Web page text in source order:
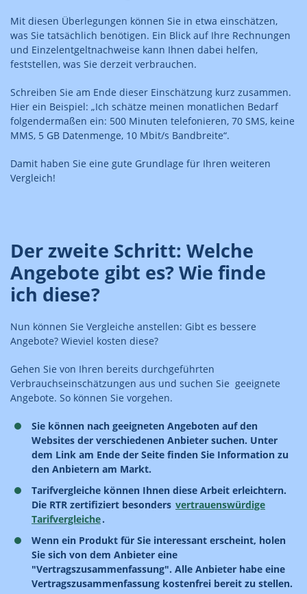
Mit diesen Überlegungen können Sie in etwa einschätzen,
was Sie tatsächlich benötigen. Ein Blick auf Ihre Rechnungen
und Einzelentgeltnachweise kann Ihnen dabei helfen,
feststellen, was Sie derzeit verbrauchen.
Schreiben Sie am Ende dieser Einschätzung kurz zusammen.
Hier ein Beispiel: „Ich schätze meinen monatlichen Bedarf
folgendermaßen ein: 500 Minuten telefonieren, 70 SMS, keine
MMS, 5 GB Datenmenge, 10 Mbit/s Bandbreite“.
Damit haben Sie eine gute Grundlage für Ihren weiteren
Vergleich!
Der zweite Schritt: Welche
Angebote gibt es? Wie finde
ich diese?
Nun können Sie Vergleiche anstellen: Gibt es bessere
Angebote? Wieviel kosten diese?
Gehen Sie von Ihren bereits durchgeführten
Verbrauchseinschätzungen aus und suchen Sie geeignete
Angebote. So können Sie vorgehen.
Sie können nach geeigneten Angeboten auf den
Websites der verschiedenen Anbieter suchen. Unter
dem Link am Ende der Seite finden Sie Information zu
den Anbietern am Markt.
Tarifvergleiche können Ihnen diese Arbeit erleichtern.
Die RTR zertifiziert besonders vertrauenswürdige
Tarifvergleiche.
Wenn ein Produkt für Sie interessant erscheint, holen
Sie sich von dem Anbieter eine
"Vertragszusammenfassung". Alle Anbieter habe eine
Vertragszusammenfassung kostenfrei bereit zu stellen.